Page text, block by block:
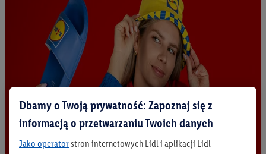
Dbamy o Twoją prywatność: Zapoznaj się z
informacją o przetwarzaniu Twoich danych
Jako operatorstron internetowych Lidl i aplikacji Lidl